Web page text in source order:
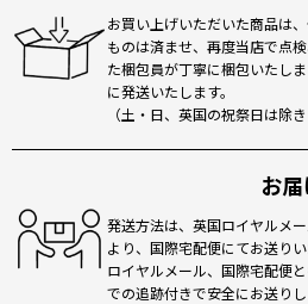
お買い上げいただいた商品は
ものは済ませ、再度当店で点
た梱包員が丁寧に梱包いたし
に発送いたします。
（土・日、英国の祝祭日は除き
お
発送方法は、英国ロイヤルメ
より、国際宅配便にてお送りい
ロイヤルメール、国際宅配便
での追跡付きで安全にお送りし